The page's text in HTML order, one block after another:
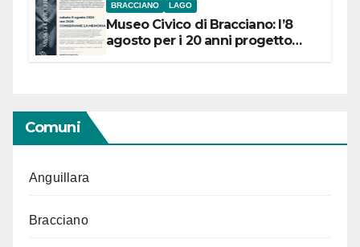
BRACCIANO LAGO
Museo Civico di Bracciano: l’8
agosto per i 20 anni progetto
Comuni
Anguillara
Bracciano